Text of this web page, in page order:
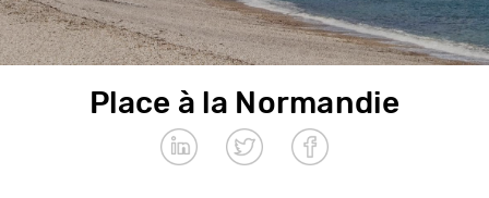
Place à la Normandie